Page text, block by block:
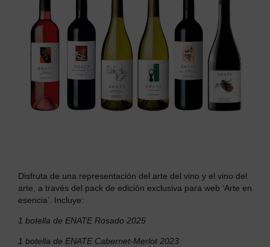
Disfruta de una representación del arte del vino y el vino del
arte, a través del pack de edición exclusiva para web ‘Arte en
esencia’. Incluye:
1 botella de ENATE Rosado 2025
1 botella de ENATE Cabernet-Merlot 2023